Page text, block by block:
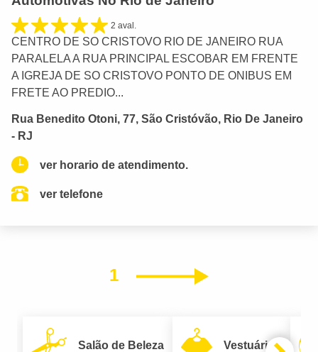
2 aval.
CENTRO DE SO CRISTOVO RIO DE JANEIRO RUA
PARALELA A RUA PRINCIPAL ESCOBAR EM FRENTE
A IGREJA DE SO CRISTOVO PONTO DE ONIBUS EM
FRETE AO PREDIO...
Rua Benedito Otoni, 77, São Cristóvão, Rio De Janeiro
- RJ
ver horario de atendimento.
ver telefone
1 Próximo
Salão de Beleza Vestuário